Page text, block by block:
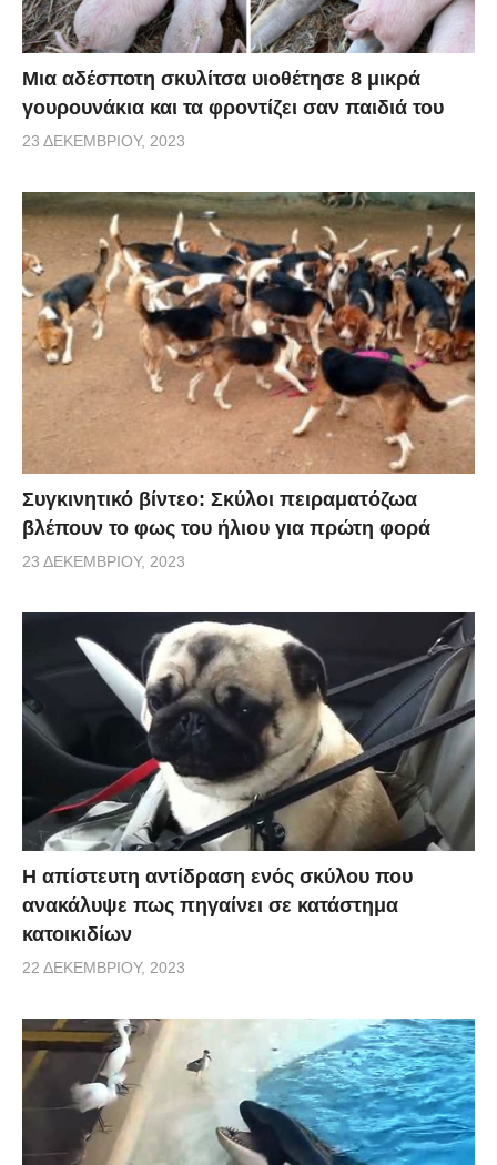
Μια αδέσποτη σκυλίτσα υιοθέτησε 8 μικρά
γουρουνάκια και τα φροντίζει σαν παιδιά του
23 ΔΕΚΕΜΒΡΊΟΥ, 2023
Συγκινητικό βίντεο: Σκύλοι πειραματόζωα
βλέπουν το φως του ήλιου για πρώτη φορά
23 ΔΕΚΕΜΒΡΊΟΥ, 2023
Η απίστευτη αντίδραση ενός σκύλου που
ανακάλυψε πως πηγαίνει σε κατάστημα
κατοικιδίων
22 ΔΕΚΕΜΒΡΊΟΥ, 2023